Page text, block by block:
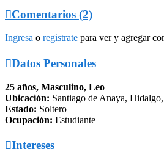
Comentarios (2)
Ingresa o registrate para ver y agregar
Datos Personales
25 años, Masculino, Leo
Ubicación: Santiago de Anaya,
Estado: Soltero
Ocupación: Estudiante
Intereses